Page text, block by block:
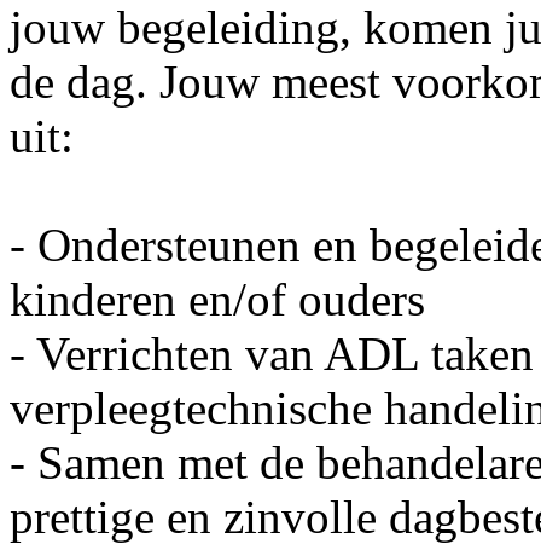
jouw begeleiding, komen
de dag. Jouw meest
uit:
- Ondersteunen en
kinderen en/of ouders
- Verrichten van ADL
verpleegtechnische
- Samen met de
prettige en zinvolle